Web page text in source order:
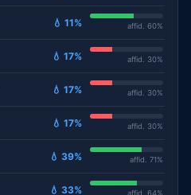
💧 11% affid. 60%
💧 17% affid. 30%
💧 17% affid. 30%
💧 17% affid. 30%
💧 39% affid. 71%
💧 33% affid. 64%